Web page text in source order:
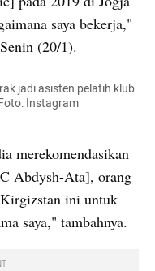
saya bekerja,"
(20/1).
jadi asisten pelatih klub
Instagram
merekomendasikan
Abdysh-Ata], orang
ini untuk
saya," tambahnya.